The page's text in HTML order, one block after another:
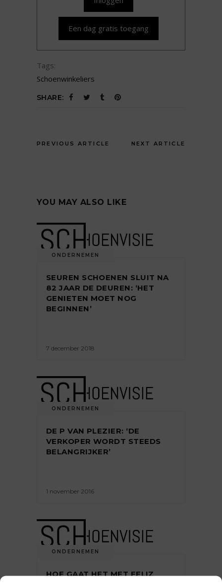
Een dag gratis toegang
Tags:
Schoenwinkeliers
SHARE:
PREVIOUS ARTICLE NEXT ARTICLE
YOU MAY ALSO LIKE
ONDERNEMEN
SEUREN SCHOENEN SLUIT NA
82 JAAR DE DEUREN: ‘HET
GENIETEN MOET NOG
BEGINNEN’
7 december 2018
ONDERNEMEN
DE P VAN PLEZIER: ‘DE
VERKOPER WORDT STEEDS
BELANGRIJKER’
1 november 2016
ONDERNEMEN
HOE GAAT HET MET FELIZ